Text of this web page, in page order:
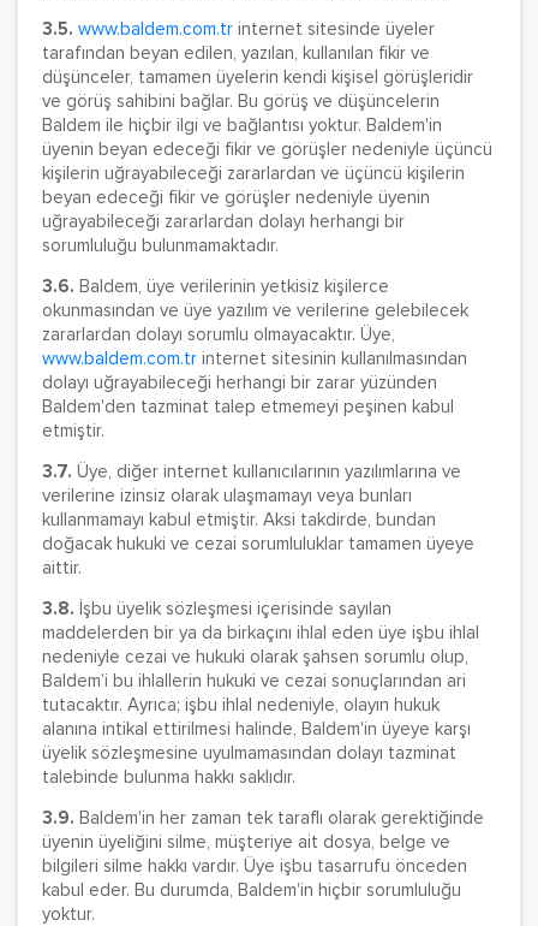
3.5. www.baldem.com.tr internet sitesinde üyeler
tarafından beyan edilen, yazılan, kullanılan fikir ve
düşünceler, tamamen üyelerin kendi kişisel görüşleridir
ve görüş sahibini bağlar. Bu görüş ve düşüncelerin
Baldem ile hiçbir ilgi ve bağlantısı yoktur. Baldem'in
üyenin beyan edeceği fikir ve görüşler nedeniyle üçüncü
kişilerin uğrayabileceği zararlardan ve üçüncü kişilerin
beyan edeceği fikir ve görüşler nedeniyle üyenin
uğrayabileceği zararlardan dolayı herhangi bir
sorumluluğu bulunmamaktadır.
3.6. Baldem, üye verilerinin yetkisiz kişilerce
okunmasından ve üye yazılım ve verilerine gelebilecek
zararlardan dolayı sorumlu olmayacaktır. Üye,
www.baldem.com.tr internet sitesinin kullanılmasından
dolayı uğrayabileceği herhangi bir zarar yüzünden
Baldem'den tazminat talep etmemeyi peşinen kabul
etmiştir.
3.7. Üye, diğer internet kullanıcılarının yazılımlarına ve
verilerine izinsiz olarak ulaşmamayı veya bunları
kullanmamayı kabul etmiştir. Aksi takdirde, bundan
doğacak hukuki ve cezai sorumluluklar tamamen üyeye
aittir.
3.8. İşbu üyelik sözleşmesi içerisinde sayılan
maddelerden bir ya da birkaçını ihlal eden üye işbu ihlal
nedeniyle cezai ve hukuki olarak şahsen sorumlu olup,
Baldem’i bu ihlallerin hukuki ve cezai sonuçlarından ari
tutacaktır. Ayrıca; işbu ihlal nedeniyle, olayın hukuk
alanına intikal ettirilmesi halinde, Baldem'in üyeye karşı
üyelik sözleşmesine uyulmamasından dolayı tazminat
talebinde bulunma hakkı saklıdır.
3.9. Baldem'in her zaman tek taraflı olarak gerektiğinde
üyenin üyeliğini silme, müşteriye ait dosya, belge ve
bilgileri silme hakkı vardır. Üye işbu tasarrufu önceden
kabul eder. Bu durumda, Baldem'in hiçbir sorumluluğu
yoktur.